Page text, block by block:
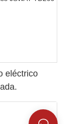
eléctrico